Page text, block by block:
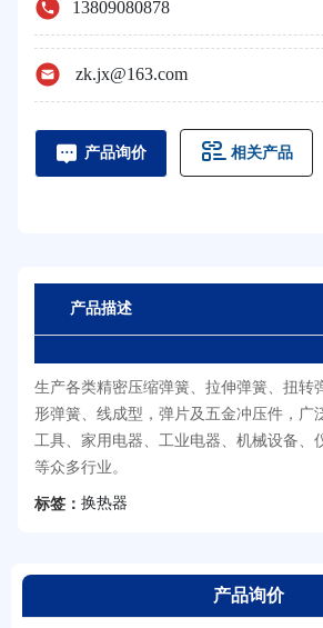
13809080878
zk.jx@163.com
产品询价 相关产品
产品描述
生产各类精密压缩弹簧、拉伸弹簧、扭转
形弹簧、线成型，弹片及五金冲压件，广
工具、家用电器、工业电器、机械设备、
等众多行业。
标签： 换热器
产品询价